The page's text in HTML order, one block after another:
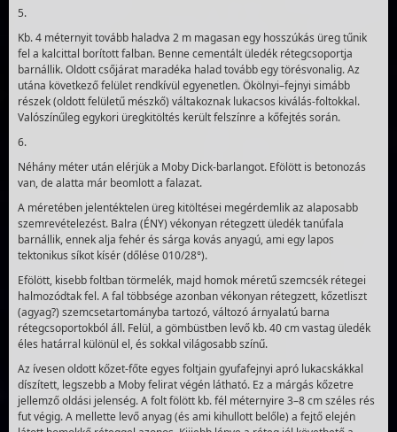
5.
Kb. 4 méternyit tovább haladva 2 m magasan egy hosszú­kás üreg tűnik
fel a kalcittal borított falban. Benne cemen­tált üledék rétegcsoportja
barnállik. Oldott csőjárat ma­radéka halad tovább egy törésvonalig. Az
utána következő felület rendkívül egyenetlen. Ökölnyi–fejnyi simább
részek (oldott felületű mészkő) vál­takoznak lukacsos kiválás-fol­tokkal.
Valószínűleg egykori üregkitöltés került fel­színre a kőfejtés során.
6.
Néhány méter után elérjük a Moby Dick-barlangot. Efölött is betonozás
van, de alatta már beomlott a falazat.
A méretében jelentéktelen üreg kitöltései megérdemlik az alaposabb
szemrevételezést. Balra (ÉNY) vékonyan rétegzett üledék tanúfala
barnállik, ennek alja fehér és sárga kovás anyagú, ami egy lapos
tektonikus síkot kísér (dőlése 010/28°).
Efölött, kisebb foltban törmelék, majd homok méretű szemcsék rétegei
halmozódtak fel. A fal többsége azonban vékonyan rétegzett, kőzetliszt
(agyag?) szemcsetartományba tar­tozó, változó árnyalatú barna
rétegcsoportokból áll. Felül, a gömbüstben levő kb. 40 cm vastag üledék
éles határral kü­lönül el, és sokkal világosabb színű.
Az ívesen oldott kőzet-főte egyes foltjain gyufafejnyi apró lukacskákkal
díszített, legszebb а Mоbу felirat végén látható. Ez a márgás kőzetre
jellemző oldási jelenség. A folt fölött kb. fél méternyire 3–8 cm széles rés
fut végig. A mellette levő anyag (és ami kihullott belőle) a fejtő elején